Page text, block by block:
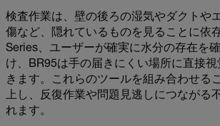
検査作業は、壁の後ろの湿気やダクトや
傷など、隠れているものを見ることに依
Series、ユーザーが確実に水分の存在を
け、BR95は手の届きにくい場所に直接
きます。これらのツールを組み合わせる
上し、反復作業や問題見逃しにつながる
れます。